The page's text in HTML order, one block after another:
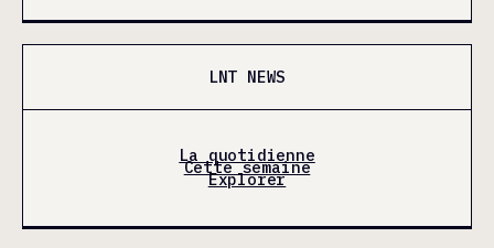
LNT NEWS
La quotidienne
Cette semaine
Explorer